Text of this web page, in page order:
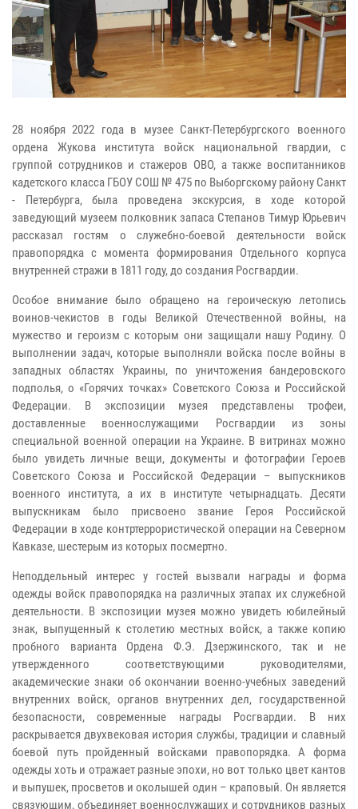
28 ноября 2022 года в музее Санкт-Петербургского военного
ордена Жукова института войск национальной гвардии, с
группой сотрудников и стажеров ОВО, а также воспитанников
кадетского класса ГБОУ СОШ № 475 по Выборгскому району Санкт
- Петербурга, была проведена экскурсия, в ходе которой
заведующий музеем полковник запаса Степанов Тимур Юрьевич
рассказал гостям о служебно-боевой деятельности войск
правопорядка с момента формирования Отдельного корпуса
внутренней стражи в 1811 году, до создания Росгвардии.
Особое внимание было обращено на героическую летопись
воинов-чекистов в годы Великой Отечественной войны, на
мужество и героизм с которым они защищали нашу Родину. О
выполнении задач, которые выполняли войска после войны в
западных областях Украины, по уничтожения бандеровского
подполья, о «Горячих точках» Советского Союза и Российской
Федерации. В экспозиции музея представлены трофеи,
доставленные военнослужащими Росгвардии из зоны
специальной военной операции на Украине. В витринах можно
было увидеть личные вещи, документы и фотографии Героев
Советского Союза и Российской Федерации – выпускников
военного института, а их в институте четырнадцать. Десяти
выпускникам было присвоено звание Героя Российской
Федерации в ходе контртеррористической операции на Северном
Кавказе, шестерым из которых посмертно.
Неподдельный интерес у гостей вызвали награды и форма
одежды войск правопорядка на различных этапах их служебной
деятельности. В экспозиции музея можно увидеть юбилейный
знак, выпущенный к столетию местных войск, а также копию
пробного варианта Ордена Ф.Э. Дзержинского, так и не
утвержденного соответствующими руководителями,
академические знаки об окончании военно-учебных заведений
внутренних войск, органов внутренних дел, государственной
безопасности, современные награды Росгвардии. В них
раскрывается двухвековая история службы, традиции и славный
боевой путь пройденный войсками правопорядка. А форма
одежды хоть и отражает разные эпохи, но вот только цвет кантов
и выпушек, просветов и околышей один – краповый. Он является
связующим, объединяет военнослужащих и сотрудников разных